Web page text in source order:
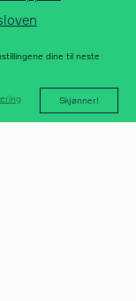
dine til neste
Skjønner!